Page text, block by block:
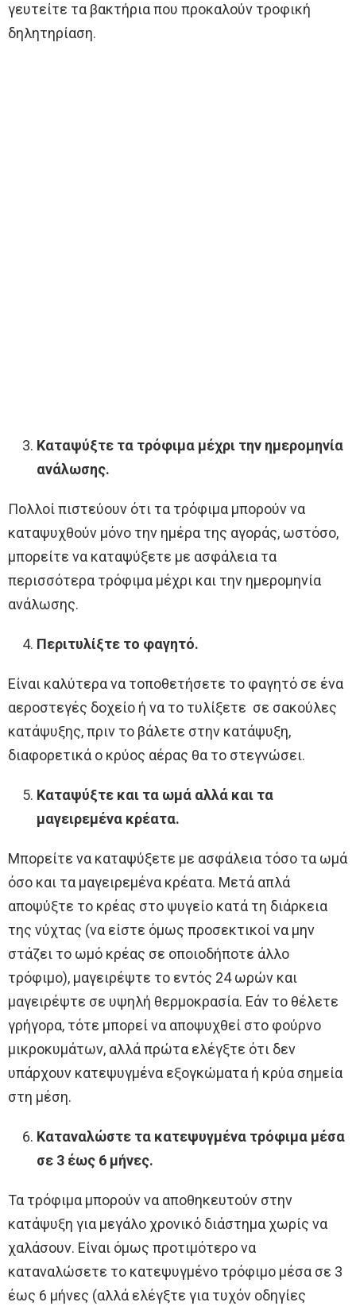
γευτείτε τα βακτήρια που προκαλούν τροφική
δηλητηρίαση.
Καταψύξτε τα τρόφιμα μέχρι την ημερομηνία
ανάλωσης.
Πολλοί πιστεύουν ότι τα τρόφιμα μπορούν να
καταψυχθούν μόνο την ημέρα της αγοράς, ωστόσο,
μπορείτε να καταψύξετε με ασφάλεια τα
περισσότερα τρόφιμα μέχρι και την ημερομηνία
ανάλωσης.
Περιτυλίξτε το φαγητό.
Είναι καλύτερα να τοποθετήσετε το φαγητό σε ένα
αεροστεγές δοχείο ή να το τυλίξετε σε σακούλες
κατάψυξης, πριν το βάλετε στην κατάψυξη,
διαφορετικά ο κρύος αέρας θα το στεγνώσει.
Καταψύξτε και τα ωμά αλλά και τα
μαγειρεμένα κρέατα.
Μπορείτε να καταψύξετε με ασφάλεια τόσο τα ωμά
όσο και τα μαγειρεμένα κρέατα. Μετά απλά
αποψύξτε το κρέας στο ψυγείο κατά τη διάρκεια
της νύχτας (να είστε όμως προσεκτικοί να μην
στάζει το ωμό κρέας σε οποιοδήποτε άλλο
τρόφιμο), μαγειρέψτε το εντός 24 ωρών και
μαγειρέψτε σε υψηλή θερμοκρασία. Εάν το θέλετε
γρήγορα, τότε μπορεί να αποψυχθεί στο φούρνο
μικροκυμάτων, αλλά πρώτα ελέγξτε ότι δεν
υπάρχουν κατεψυγμένα εξογκώματα ή κρύα σημεία
στη μέση.
Καταναλώστε τα κατεψυγμένα τρόφιμα μέσα
σε 3 έως 6 μήνες.
Τα τρόφιμα μπορούν να αποθηκευτούν στην
κατάψυξη για μεγάλο χρονικό διάστημα χωρίς να
χαλάσουν. Είναι όμως προτιμότερο να
καταναλώσετε το κατεψυγμένο τρόφιμο μέσα σε 3
έως 6 μήνες (αλλά ελέγξτε για τυχόν οδηγίες